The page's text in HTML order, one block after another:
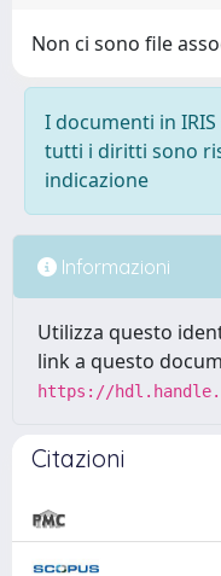
Non ci sono file
I documenti in
tutti i diritti sono
indicazione
Informazioni
Utilizza questo
link a questo
https://
Citazioni